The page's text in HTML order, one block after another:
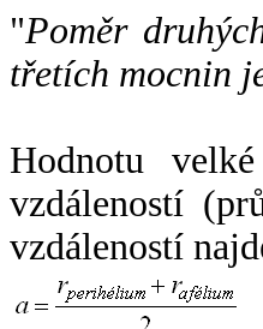
"Poměr
třetích mocnin
Hodnotu
vzdáleností
vzdáleností